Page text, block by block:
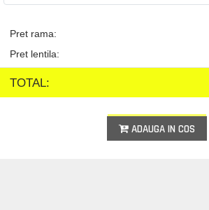
Pret rama:
Pret lentila:
TOTAL:
ADAUGA IN COS